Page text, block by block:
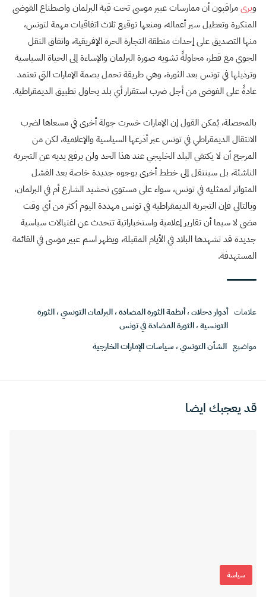
ويرىمراقبون أن ممارسات عبير موسى تحت قبة البرلمان واصطناع الفوضى
المتكررة وتعطيل سير أعماله، ومنعها توقيع ثلاث اتفاقيات مهمة لتونس،
منها التصديق على إحداث منطقة التجارة الحرة الإفريقية، واتفاق النقل
الجوي مع قطر، محاولةً تشويه صورة البرلمان والإساءة إلى الحياة السياسية
وترذيلها في تونس بعد الثورة، وهي طريقة تحمل بصمة الإمارات التي تعتمد
عادةً على الفوضى من أجل ضرب استقرار أي بلد يحاول تطبيق الديمقراطية.
بالمحصلة، يُمكن القول إن الإمارات خسرت جولة أخرى في مسعاها لضرب
الانتقال الديمقراطي في تونس عبر أذرعها السياسية والإعلامية، لكن من
المرجح أن لا يكتفي البلد الخليجي عند هذا الحد ولن يرفع يديه عن التجربة
الناشئة، بل سينتقل إلى خطط أخرى بوجوه جديدة خاصة بعد الفشل
المتواتر لممثليه في تونس، سواء على مستوى تحشيد الشارع أم في البرلمان،
وبالتالي فإن التجربة الديمقراطية في تونس مهددة اليوم أكثر من أي وقت
مضى لا سيما أن تقارير إعلامية واستخباراتية تتحدث عن اغتيالات سياسية
جديدة قد تشهدها البلاد في الأيام المقبلة، ويظهر اسم عبير موسى في القائمة
المستهدفة.
علامات أدوار دحلان،أنظمة الثورة المضادة،البرلمان التونسي،الثورة
التونسية،الثورة المضادة في تونس
مواضيع الشأن التونسي، سياسات الإمارات الخارجية
قد يعجبك ايضا
سياسة